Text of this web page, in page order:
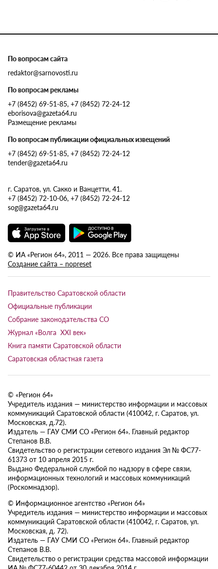
По вопросам сайта
redaktor@sarnovosti.ru
По вопросам рекламы
+7 (8452) 69-51-85, +7 (8452) 72-24-12
eborisova@gazeta64.ru
Размещение рекламы
По вопросам публикации официальных извещений
+7 (8452) 69-51-85, +7 (8452) 72-24-12
tender@gazeta64.ru
г. Саратов, ул. Сакко и Ванцетти, 41.
+7 (8452) 72-10-06, +7 (8452) 72-24-12
sog@gazeta64.ru
© ИА «Регион 64», 2011 — 2026. Все права защищены
Создание сайта – nopreset
Правительство Саратовской области
Официальные публикации
Собрание законодательства СО
Журнал «Волга XXI век»
Книга памяти Саратовской области
Саратовская областная газета
© «Регион 64»
Учредитель издания — министерство информации и массовых
коммуникаций Саратовской области (410042, г. Саратов, ул.
Московская, д.72).
Издатель — ГАУ СМИ СО «Регион 64». Главный редактор
Степанов В.В.
Свидетельство о регистрации сетевого издания Эл № ФС77-
61373 от 10 апреля 2015 г.
Выдано Федеральной службой по надзору в сфере связи,
информационных технологий и массовых коммуникаций
(Роскомнадзор).
© Информационное агентство «Регион 64»
Учредитель издания — министерство информации и массовых
коммуникаций Саратовской области (410042, г. Саратов, ул.
Московская, д. 72).
Издатель — ГАУ СМИ СО «Регион 64». Главный редактор
Степанов В.В.
Свидетельство о регистрации средства массовой информации